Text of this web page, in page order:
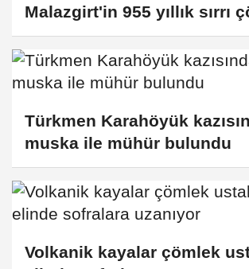
Malazgirt'in 955 yıllık sırrı
Türkmen Karahöyük
muska ile mühür bulundu
Volkanik kayalar çömlek